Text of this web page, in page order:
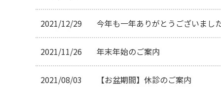
2021/12/29 今年も一年ありがとうございまし
2021/11/26 年末年始のご案内
2021/08/03 【お盆期間】休診のご案内